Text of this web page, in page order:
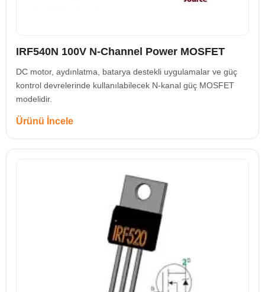
IRF540N 100V N-Channel Power MOSFET
DC motor, aydınlatma, batarya destekli uygulamalar ve güç
kontrol devrelerinde kullanılabilecek N-kanal güç MOSFET
modelidir.
Ürünü İncele